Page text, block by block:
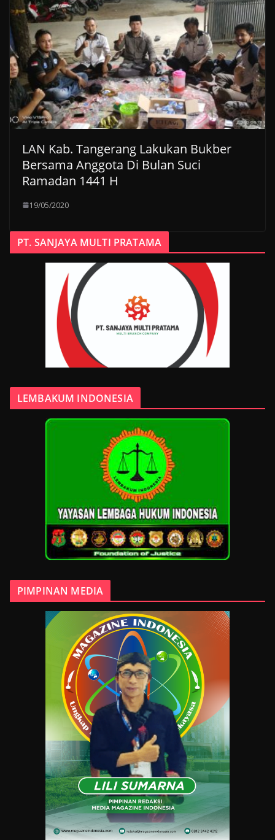
LAN Kab. Tangerang Lakukan Bukber
Bersama Anggota Di Bulan Suci
Ramadan 1441 H
19/05/2020
PT. SANJAYA MULTI PRATAMA
LEMBAKUM INDONESIA
PIMPINAN MEDIA